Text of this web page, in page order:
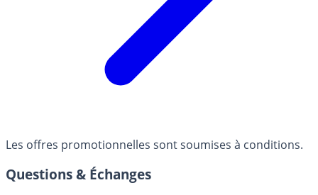
Les offres promotionnelles sont soumises à conditions.
Questions & Échanges